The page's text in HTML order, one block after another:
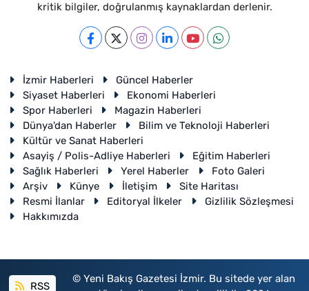
kritik bilgiler, doğrulanmış kaynaklardan derlenir.
İzmir Haberleri
Güncel Haberler
Siyaset Haberleri
Ekonomi Haberleri
Spor Haberleri
Magazin Haberleri
Dünya'dan Haberler
Bilim ve Teknoloji Haberleri
Kültür ve Sanat Haberleri
Asayiş / Polis-Adliye Haberleri
Eğitim Haberleri
Sağlık Haberleri
Yerel Haberler
Foto Galeri
Arşiv
Künye İletişim
Site Haritası
Resmi İlanlar
Editoryal İlkeler
Gizlilik Sözleşmesi
Hakkımızda
RSS
© Yeni Bakış Gazetesi İzmir. Bu sitede yer alan